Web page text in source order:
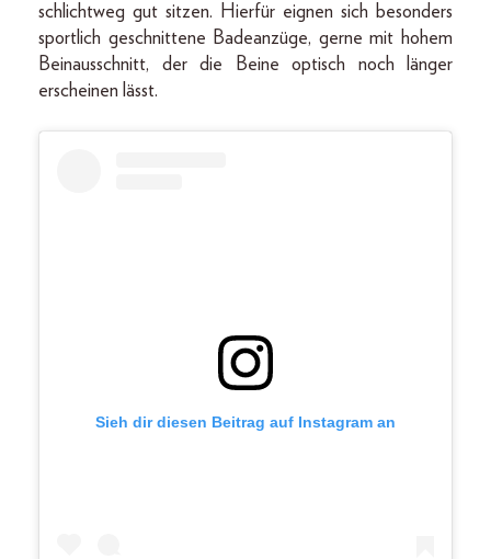
schlichtweg gut sitzen. Hierfür eignen sich besonders
sportlich geschnittene Badeanzüge, gerne mit hohem
Beinausschnitt, der die Beine optisch noch länger
erscheinen lässt.
Sieh dir diesen Beitrag auf Instagram an